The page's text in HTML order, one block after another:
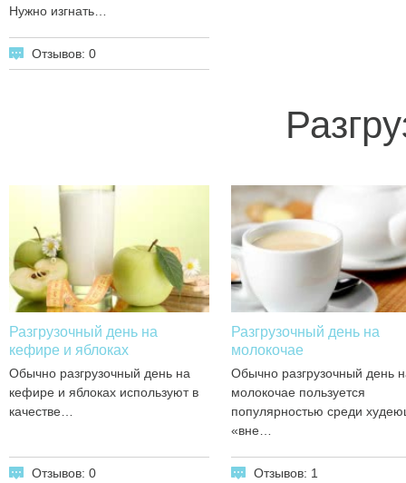
Нужно изгнать…
Отзывов: 0
Разгрузочный день на
кефире и яблоках
Обычно разгрузочный день на
кефире и яблоках используют в
качестве…
Отзывов: 0
Разгрузочный день на
молокочае
Обычно разгрузочный день
молокочае пользуется
популярностью среди
«вне…
Отзывов: 1